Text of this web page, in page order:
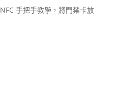
手把手教學，將門禁卡放